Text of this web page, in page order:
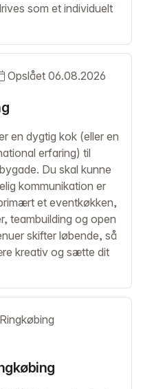
som et individuelt
Opslået 06.08.2026
en dygtig kok (eller en
erfaring) til
Du skal kunne
kommunikation er
et eventkøkken,
teambuilding og open
skifter løbende, så
kreativ og sætte dit